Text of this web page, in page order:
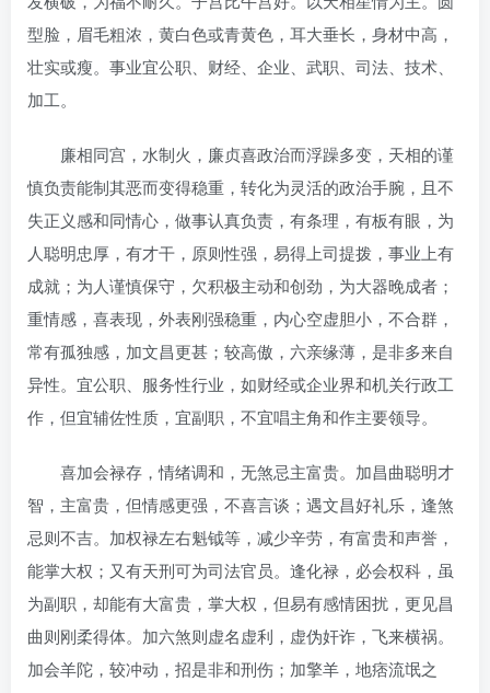
型脸，眉毛粗浓，黄白色或青黄色，耳大垂长，身材中高，
壮实或瘦。事业宜公职、财经、企业、武职、司法、技术、
加工。
廉相同宫，水制火，廉贞喜政治而浮躁多变，天相的谨
慎负责能制其恶而变得稳重，转化为灵活的政治手腕，且不
失正义感和同情心，做事认真负责，有条理，有板有眼，为
人聪明忠厚，有才干，原则性强，易得上司提拨，事业上有
成就；为人谨慎保守，欠积极主动和创劲，为大器晚成者；
重情感，喜表现，外表刚强稳重，内心空虚胆小，不合群，
常有孤独感，加文昌更甚；较高傲，六亲缘薄，是非多来自
异性。宜公职、服务性行业，如财经或企业界和机关行政工
作，但宜辅佐性质，宜副职，不宜唱主角和作主要领导。
喜加会禄存，情绪调和，无煞忌主富贵。加昌曲聪明才
智，主富贵，但情感更强，不喜言谈；遇文昌好礼乐，逢煞
忌则不吉。加权禄左右魁钺等，减少辛劳，有富贵和声誉，
能掌大权；又有天刑可为司法官员。逢化禄，必会权科，虽
为副职，却能有大富贵，掌大权，但易有感情困扰，更见昌
曲则刚柔得体。加六煞则虚名虚利，虚伪奸诈，飞来横祸。
加会羊陀，较冲动，招是非和刑伤；加擎羊，地痞流氓之